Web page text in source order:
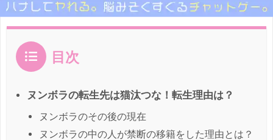
目次
ヌンボラの転生先は猫汰つな！転生理由は？
ヌンボラのその後の現在
ヌンボラの中の人が禁断の移籍をした理由とは？